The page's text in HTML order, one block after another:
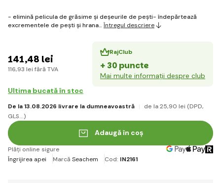
- elimină pelicula de grăsime și deșeurile de pești- îndepărtează
excrementele de pești și hrana… Întregul descriere
141,48 lei
116,93 lei fără TVA
RajClub
+ 30 puncte
Mai multe informații despre club
Ultima bucată în stoc
De la 13.08.2026 livrare la dumneavoastră de la 25,90 lei (DPD,
GLS...)
Adaugă în coș
Plăți online sigure
Îngrijirea apei
Marcă Seachem Cod: IN2161